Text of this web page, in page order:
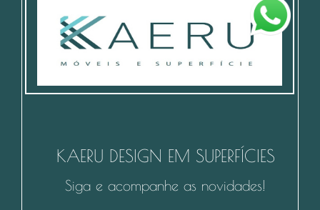
KAERU DESIGN EM SUPERFÍCIES
Siga e acompanhe as novidades!